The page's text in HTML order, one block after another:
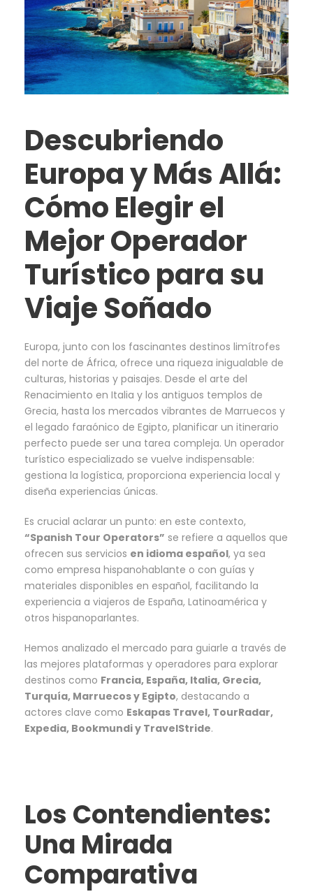
Descubriendo
Europa y Más Allá:
Cómo Elegir el
Mejor Operador
Turístico para su
Viaje Soñado
Europa, junto con los fascinantes destinos limítrofes
del norte de África, ofrece una riqueza inigualable de
culturas, historias y paisajes. Desde el arte del
Renacimiento en Italia y los antiguos templos de
Grecia, hasta los mercados vibrantes de Marruecos y
el legado faraónico de Egipto, planificar un itinerario
perfecto puede ser una tarea compleja. Un operador
turístico especializado se vuelve indispensable:
gestiona la logística, proporciona experiencia local y
diseña experiencias únicas.
Es crucial aclarar un punto: en este contexto,
“Spanish Tour Operators” se refiere a aquellos que
ofrecen sus servicios en idioma español, ya sea
como empresa hispanohablante o con guías y
materiales disponibles en español, facilitando la
experiencia a viajeros de España, Latinoamérica y
otros hispanoparlantes.
Hemos analizado el mercado para guiarle a través de
las mejores plataformas y operadores para explorar
destinos como Francia, España, Italia, Grecia,
Turquía, Marruecos y Egipto, destacando a
actores clave como Eskapas Travel, TourRadar,
Expedia, Bookmundi y TravelStride.
Los Contendientes:
Una Mirada
Comparativa